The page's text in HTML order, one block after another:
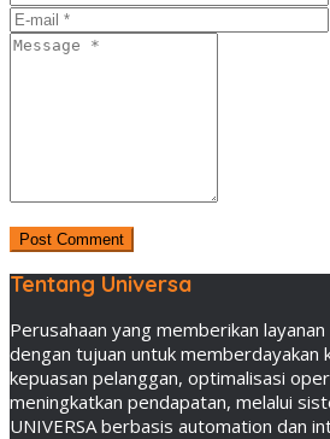
Tentang Universa
Perusahaan yang memberikan
dengan tujuan untuk memberdayakan
kepuasan pelanggan, optimalisasi
meningkatkan pendapatan, melalui
UNIVERSA berbasis automation dan